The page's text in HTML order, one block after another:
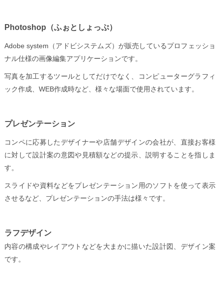
Photoshop （ふぉとしょっぷ）
Adobe system （アドビシステムズ）が販売しているプロフェッショ
ナル仕様の画像編集アプリケーションです。
写真を加工するツールとしてだけでなく、コンピューターグラフィ
ック作成、WEB作成時など、様々な場面で使用されています。
プレゼンテーション
コンペに応募したデザイナーや店舗デザインの会社が、直接お客様
に対して設計案の意図や見積額などの提示、説明することを指しま
す。
スライドや資料などをプレゼンテーション用のソフトを使って表示
させるなど、プレゼンテーションの手法は様々です。
ラフデザイン
内容の構成やレイアウトなどを大まかに描いた設計図、デザイン案
です。